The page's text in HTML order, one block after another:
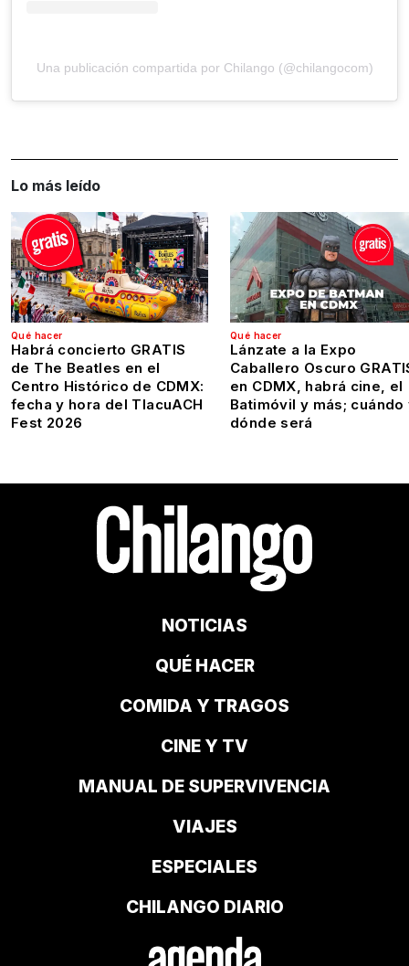
Una publicación compartida por Chilango (@chilangocom)
Lo más leído
Qué hacer
Habrá concierto GRATIS
de The Beatles en el
Centro Histórico de CDMX:
fecha y hora del TlacuACH
Fest 2026
Qué hacer
Lánzate a la Expo
Caballero Oscuro
en CDMX, habrá cine, el
Batimóvil y más; cuándo
dónde será
NOTICIAS
QUÉ HACER
COMIDA Y TRAGOS
CINE Y TV
MANUAL DE SUPERVIVENCIA
VIAJES
ESPECIALES
CHILANGO DIARIO